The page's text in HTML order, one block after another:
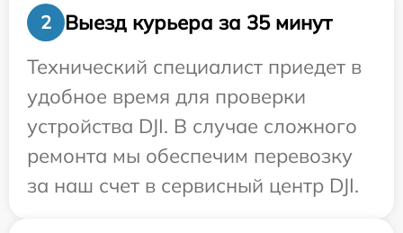
2
Выезд курьера за 35 минут
Технический специалист приедет в
удобное время для проверки
устройства DJI. В случае сложного
ремонта мы обеспечим перевозку
за наш счет в сервисный центр DJI.